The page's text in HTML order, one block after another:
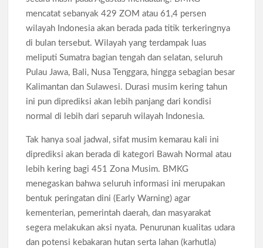
mencatat sebanyak 429 ZOM atau 61,4 persen
wilayah Indonesia akan berada pada titik terkeringnya
di bulan tersebut. Wilayah yang terdampak luas
meliputi Sumatra bagian tengah dan selatan, seluruh
Pulau Jawa, Bali, Nusa Tenggara, hingga sebagian besar
Kalimantan dan Sulawesi. Durasi musim kering tahun
ini pun diprediksi akan lebih panjang dari kondisi
normal di lebih dari separuh wilayah Indonesia.
Tak hanya soal jadwal, sifat musim kemarau kali ini
diprediksi akan berada di kategori Bawah Normal atau
lebih kering bagi 451 Zona Musim. BMKG
menegaskan bahwa seluruh informasi ini merupakan
bentuk peringatan dini (Early Warning) agar
kementerian, pemerintah daerah, dan masyarakat
segera melakukan aksi nyata. Penurunan kualitas udara
dan potensi kebakaran hutan serta lahan (karhutla)